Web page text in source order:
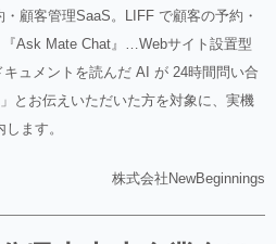
顧客管理SaaS。LIFF で顧客の予約・
Ask Mate Chat』…Webサイト設置型
ュメントを読んだ AI が 24時間問い合
とお伝えいただいた方を対象に、実機
ます。
株式会社NewBeginnings